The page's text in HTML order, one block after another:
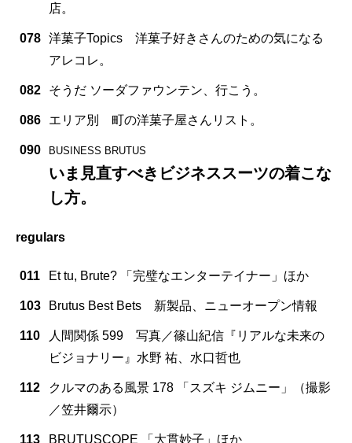
店。
078 洋菓子Topics 洋菓子好きさんのための気になる
アレコレ。
082 そうだ ソーダファウンテン、行こう。
086 エリア別 町の洋菓子屋さんリスト。
090 BUSINESS BRUTUS
いま見直すべきビジネススーツの着こな
し方。
regulars
011 Et tu, Brute? 「完璧なエンターテイナー」ほか
103 Brutus Best Bets 新製品、ニューオープン情報
110
人間関係 599 写真／篠山紀信『リアルな未来の
ビジョナリー』水野 祐、水口哲也
112
クルマのある風景 178 「スズキ ジムニー」（撮影
／笠井爾示）
113 BRUTUSCOPE 「大貫妙子」ほか